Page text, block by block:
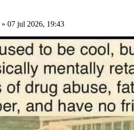
» 07 jul 2026, 19:43